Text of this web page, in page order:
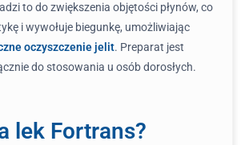
to do zwiększenia objętości płynów, co
i wywołuje biegunkę, umożliwiając
oczyszczenie jelit. Preparat jest
do stosowania u osób dorosłych.
lek Fortrans?